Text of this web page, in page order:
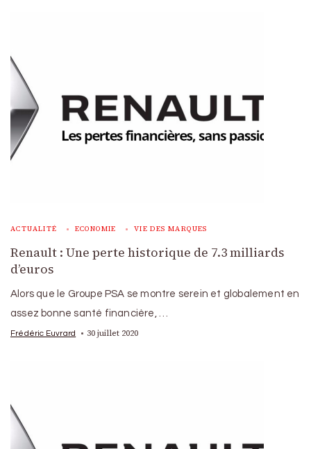
ACTUALITÉ ECONOMIE VIE DES MARQUES
Renault : Une perte historique de 7.3 milliards
d’euros
Alors que le Groupe PSA se montre serein et globalement en
assez bonne santé financière, …
Frédéric Euvrard 30 juillet 2020